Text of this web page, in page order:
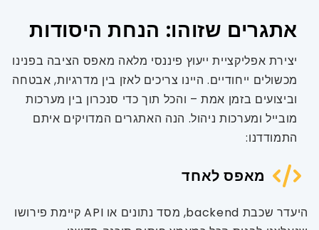
אתגרים שזוהו: הנחת היסודות
יצירת אפליקציית ייעוץ פיננסי מלאה מאפס הציבה בפנינו
מכשולים ייחודיים. היינו צריכים לאזן בין מדרגיות, אבטחה
וביצועים בזמן אמת – והכל תוך כדי סנכרון בין מערכות
מובייל ומערכות ניהול. הנה האתגרים המדויקים איתם
התמודדנו:
מאפס לאחד
היעדר שכבת backend, מסד נתונים או API קיימת פירושו